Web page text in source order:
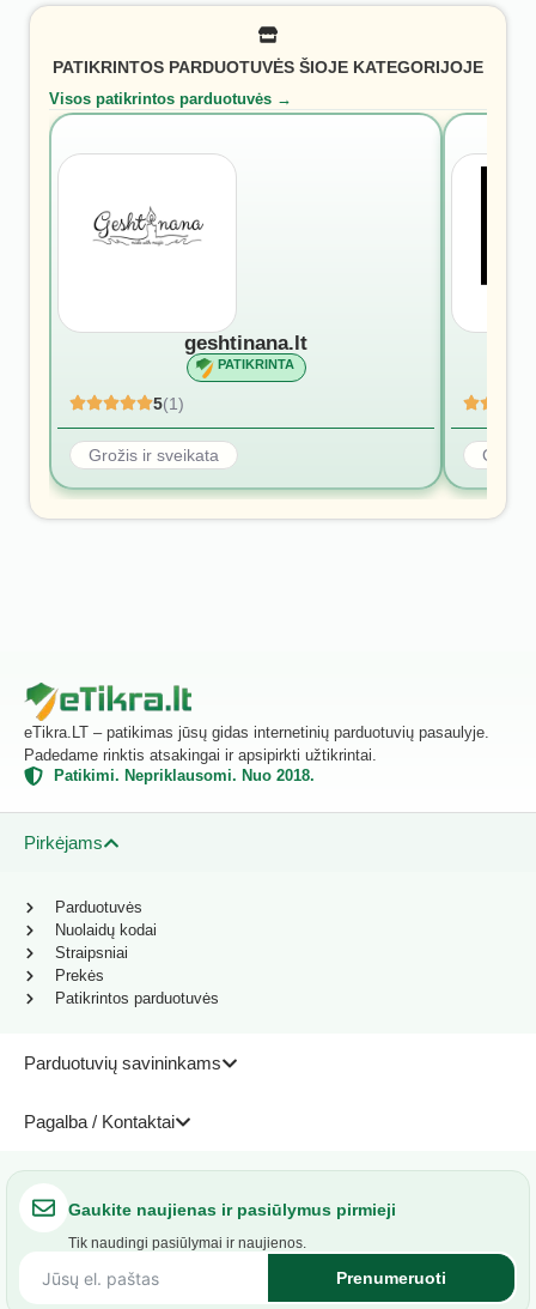
PATIKRINTOS PARDUOTUVĖS ŠIOJE KATEGORIJOJE
Visos patikrintos parduotuvės →
geshtinana.lt
PATIKRINTA
5(1)
Grožis ir sveikata Grožis
eTikra.LT – patikimas jūsų gidas internetinių parduotuvių pasaulyje.
Padedame rinktis atsakingai ir apsipirkti užtikrintai.
Patikimi. Nepriklausomi. Nuo 2018.
Pirkėjams
Parduotuvių savininkams
Pagalba / Kontaktai
Parduotuvės
Nuolaidų kodai
Straipsniai
Prekės
Patikrintos parduotuvės
Gaukite naujienas ir pasiūlymus pirmieji
Tik naudingi pasiūlymai ir naujienos.
Prenumeruoti